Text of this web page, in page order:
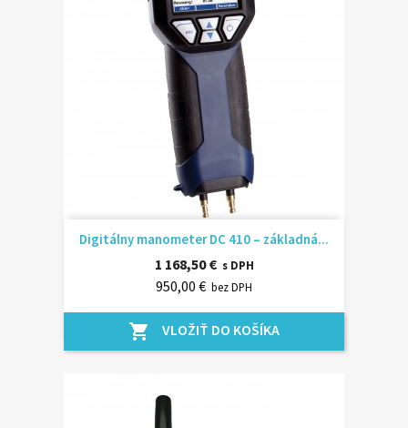
Digitálny manometer DC 410 – základná...
1 168,50 € s DPH
950,00 € bez DPH
shopping_cart VLOŽIŤ DO KOŠÍKA